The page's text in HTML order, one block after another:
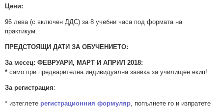
Цени:
96 лева (с включен ДДС) за 8 учебни часа под формата на
практикум.
ПРЕДСТОЯЩИ ДАТИ ЗА ОБУЧЕНИЕТО:
За месец: ФЕВРУАРИ, МАРТ И АПРИЛ 2018:
* само при предварителна индивидуална заявка за училищен екип!
За регистрация:
* изтеглете регистрационния формуляр , попълнете го и изпратете